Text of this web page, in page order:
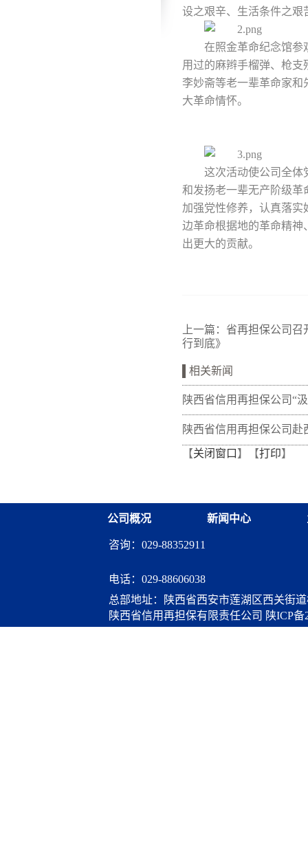
设之艰辛、生活条件之艰
在照金革命纪念馆参
用过的麻辫手榴弹、枪
李妙斋等老一辈革命家
大革命情怀。
这次活动使公司全体
和发扬老一辈无产阶级革
加强党性修养，认真落实
边革命根据地的革命精神
出更大的贡献。
上一篇： 省再担保公司召
行到底》
相关新闻
陕西省信用再担保公司“
量 熔铸再担脊梁”全体党
训班在富平干部学院举办
陕西省信用再担保公司赴
开展“筑牢党建基础 共促
【关闭窗口 】【打印】
公司概况 新闻中心
咨询：029-88352911
电话： 029-88606038
陕西省信用再担保有限责任公司 陕ICP备
总部地址：陕西省西安市莲湖区西关街